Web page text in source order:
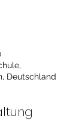
Deutschland